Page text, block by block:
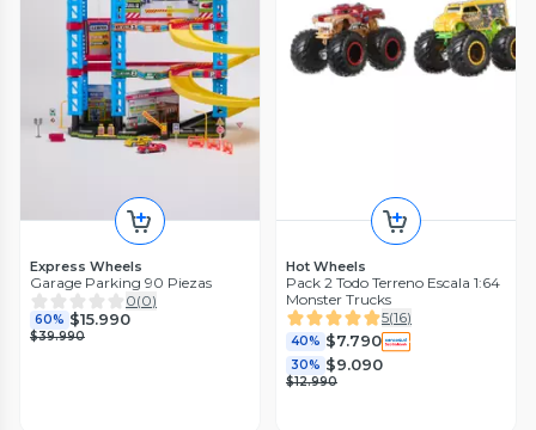
Express Wheels
Garage Parking 90 Piezas
0(0)
60% $15.990
$39.990
Hot Wheels
Pack 2 Todo Terreno Escala 1:64
Monster Trucks
5(16)
40% $7.790
30% $9.090
$12.990